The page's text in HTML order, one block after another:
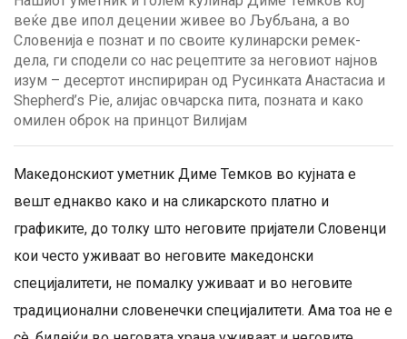
веќе две ипол децении живее во Љубљана, а во
Словенија е познат и по своите кулинарски ремек-
дела, ги сподели со нас рецептите за неговиот најнов
изум – десертот инспириран од Русинката Анастасиа и
Shepherd’s Pie, алијас овчарска пита, позната и како
омилен оброк на принцот Вилијам
Македонскиот уметник Диме Темков во кујната е
вешт еднакво како и на сликарското платно и
графиките, до толку што неговите пријатели Словенци
кои често уживаат во неговите македонски
специјалитети, не помалку уживаат и во неговите
традиционални словенечки специјалитети. Ама тоа не е